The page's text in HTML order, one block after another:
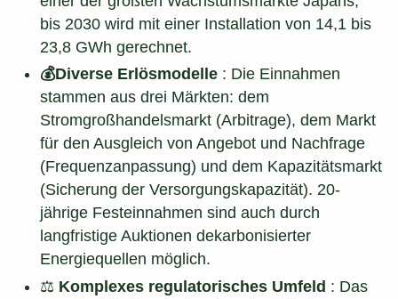
bis 2030 wird mit einer Installation von 14,1 bis
23,8 GWh gerechnet.
💰Diverse Erlösmodelle: Die Einnahmen
stammen aus drei Märkten: dem
Stromgroßhandelsmarkt (Arbitrage), dem Markt
für den Ausgleich von Angebot und Nachfrage
(Frequenzanpassung) und dem Kapazitätsmarkt
(Sicherung der Versorgungskapazität). 20-
jährige Festeinnahmen sind auch durch
langfristige Auktionen dekarbonisierter
Energiequellen möglich.
⚖️ Komplexes regulatorisches Umfeld : Das